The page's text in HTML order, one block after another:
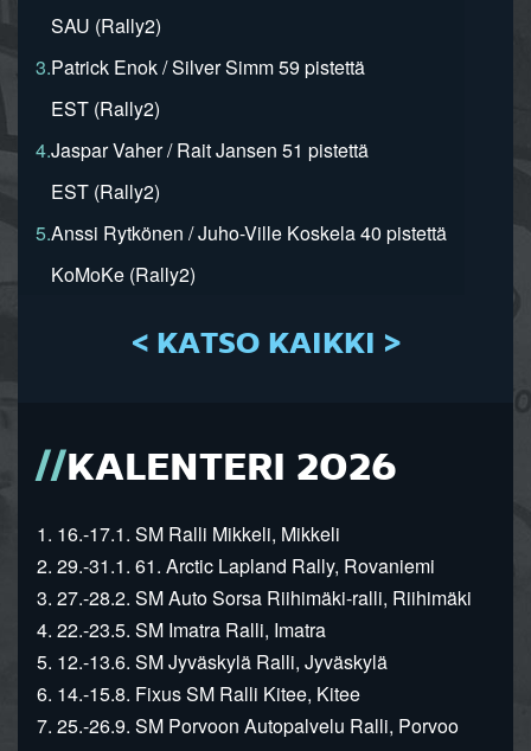
SAU (Rally2)
3.Patrick Enok / Silver Simm 59 pistettä
EST (Rally2)
4.Jaspar Vaher / Rait Jansen 51 pistettä
EST (Rally2)
5.Anssi Rytkönen / Juho-Ville Koskela 40 pistettä
KoMoKe (Rally2)
< KATSO KAIKKI >
KALENTERI 2026
1. 16.-17.1. SM Ralli Mikkeli, Mikkeli
2. 29.-31.1. 61. Arctic Lapland Rally, Rovaniemi
3. 27.-28.2. SM Auto Sorsa Riihimäki-ralli, Riihimäki
4. 22.-23.5. SM Imatra Ralli, Imatra
5. 12.-13.6. SM Jyväskylä Ralli, Jyväskylä
6. 14.-15.8. Fixus SM Ralli Kitee, Kitee
7. 25.-26.9. SM Porvoon Autopalvelu Ralli, Porvoo